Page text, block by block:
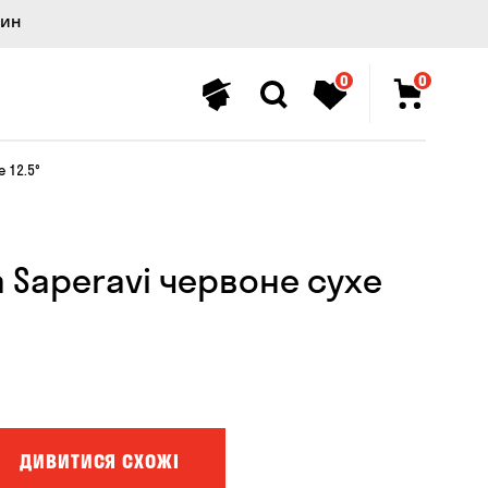
0 0
12.5°
Saperavi червоне сухе
ДИВИТИСЯ СХОЖІ